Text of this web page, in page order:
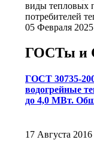
виды тепловых
потребителей
05 Февраля 2025
ГОСТы и
ГОСТ 30735-
водогрейные
до 4,0 МВт.
17 Августа 2016